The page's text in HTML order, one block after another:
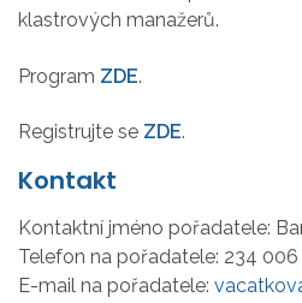
klastrových manažerů.
Program ZDE.
Registrujte se ZDE.
Kontakt
Kontaktní jméno pořadatele:
Telefon na pořadatele: 234 006
E-mail na pořadatele: